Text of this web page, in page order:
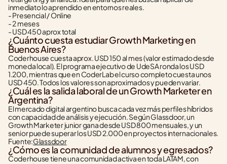
inmediato lo aprendido en entornos reales.
- Presencial / Online
- 2 meses
- USD 450 aprox total
¿Cuánto cuesta estudiar Growth Marketing en
Buenos Aires?
Coderhouse cuesta aprox. USD 150 al mes (valor estimado desde
moneda local). El programa ejecutivo de UdeSA ronda los USD
1.200, mientras que en CoderLab el curso completo cuesta unos
USD 450. Todos los valores son aproximados y pueden variar.
¿Cuál es la salida laboral de un Growth Marketer en
Argentina?
El mercado digital argentino busca cada vez más perfiles híbridos
con capacidad de análisis y ejecución. Según Glassdoor, un
Growth Marketer junior gana desde USD 800 mensuales, y un
senior puede superar los USD 2.000 en proyectos internacionales.
Fuente:Glassdoor
¿Cómo es la comunidad de alumnos y egresados?
Coderhouse tiene una comunidad activa en toda LATAM, con